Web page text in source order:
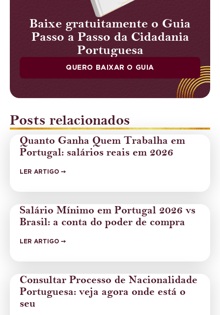
Baixe gratuitamente o Guia
Passo a Passo da Cidadania
Portuguesa
QUERO BAIXAR O GUIA
Posts relacionados
Quanto Ganha Quem Trabalha em
Portugal: salários reais em 2026
LER ARTIGO ➙
Salário Mínimo em Portugal 2026 vs
Brasil: a conta do poder de compra
LER ARTIGO ➙
Consultar Processo de Nacionalidade
Portuguesa: veja agora onde está o
seu